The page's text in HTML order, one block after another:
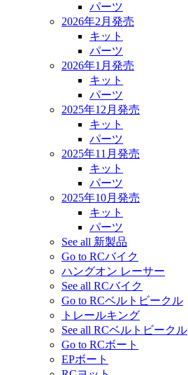
パーツ
2026年2月発売
キット
パーツ
2026年1月発売
キット
パーツ
2025年12月発売
キット
パーツ
2025年11月発売
キット
パーツ
2025年10月発売
キット
パーツ
See all 新製品
Go to RCバイク
ハングオン レーサー
See all RCバイク
Go to RCベルトビークル
トレールキング
See all RCベルトビークル
Go to RCボート
EPボート